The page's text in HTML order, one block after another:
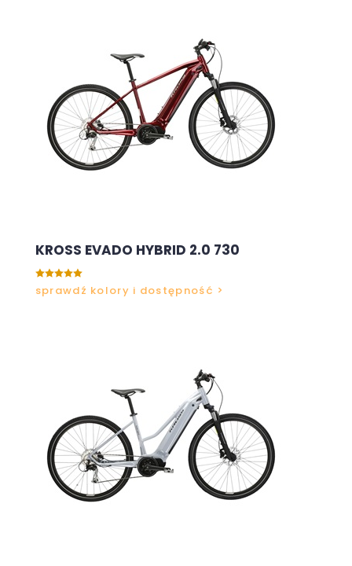
KROSS EVADO HYBRID 2.0 730

sprawdź kolory i dostępność >